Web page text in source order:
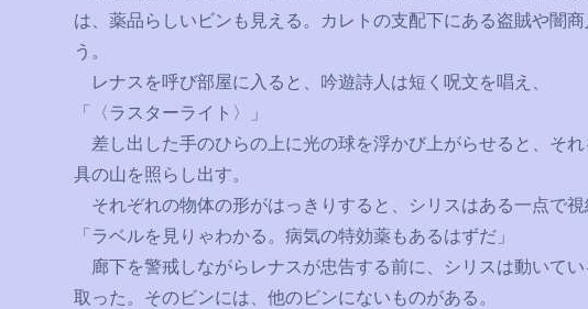
は、薬品らしいビンも見える。カレトの支配下にある盗賊や闇
う。
レナスを呼び部屋に入ると、吟遊詩人は短く呪文を唱え、
「〈ラスターライト〉」
差し出した手のひらの上に光の球を浮かび上がらせると、そ
具の山を照らし出す。
それぞれの物体の形がはっきりすると、シリスはある一点で視
「ラベルを見りゃわかる。病気の特効薬もあるはずだ」
廊下を警戒しながらレナスが忠告する前に、シリスは動いて
取った。そのビンには、他のビンにないものがある。